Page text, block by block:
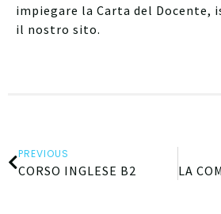
impiegare la Carta del Docente,
il nostro sito.
PREVIOUS
CORSO INGLESE B2